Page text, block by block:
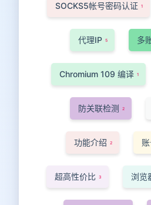
SOCKS5帐号密码认证 1
代理IP 5 多
Chromium 109 编译 1
防关联检测 2
功能介绍 2
超高性价比 3 浏览